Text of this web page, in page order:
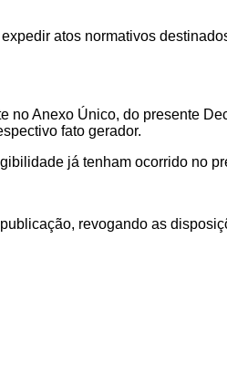
atos normativos
no Anexo Único, do presente
fato gerador.
já tenham ocorrido no
revogando as